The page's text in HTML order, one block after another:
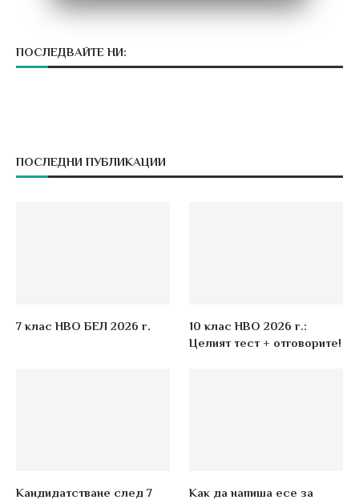
ПОСЛЕДВАЙТЕ НИ:
ПОСЛЕДНИ ПУБЛИКАЦИИ
7 клас НВО БЕЛ 2026 г.
10 клас НВО 2026 г.:
Целият тест + отговорите!
Кандидатстване след 7
Как да напиша есе за